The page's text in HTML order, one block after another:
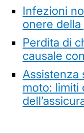
Infezioni
onere della
Perdita di
causale
Assistenza
moto: limiti